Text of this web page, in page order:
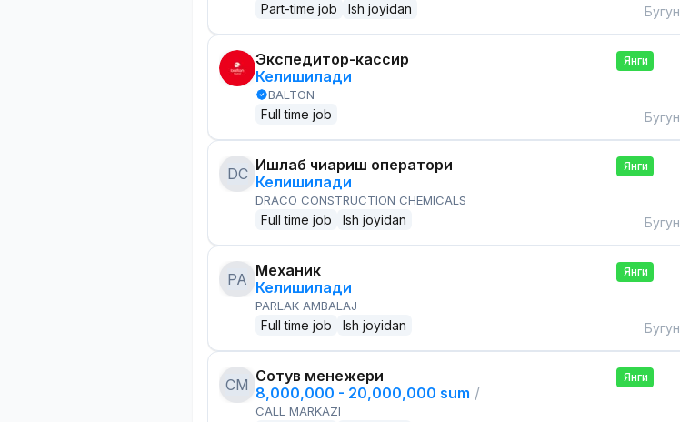
Part-time job Ish joyidan Бугун
Экспедитор-кассир
Келишилади
BALTON
Full time job
Янги
Бугун
DC Ишлаб чиқариш оператори
Келишилади
DRACO CONSTRUCTION CHEMICALS
Full time job Ish joyidan
Янги
Бугун
PA Механик
Келишилади
PARLAK AMBALAJ
Full time job Ish joyidan
Янги
Бугун
CM Сотув менежери
8,000,000 - 20,000,000 sum /
CALL MARKAZI
Янги